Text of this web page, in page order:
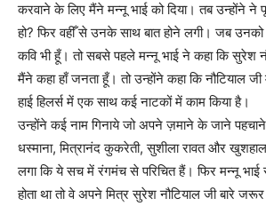
करवाने के लिए मैंने मन्नू भाई को दिया। तब उन्होंने ने
हो? फिर वहीँ से उनके साथ बात होने लगी। जब उनको
कवि भी हूँ। तो सबसे पहले मन्नू भाई ने कहा कि सुरेश
मैंने कहा हाँ जनता हूँ। तो उन्होंने कहा कि नौटियाल
हाई हिलर्स में एक साथ कई नाटकों में काम किया है।
उन्होंने कई नाम गिनाये जो अपने ज़माने के जाने
धस्माना, मित्रानंद कुकरेती, सुशीला रावत और
लगा कि ये सच में रंगमंच से परिचित हैं। फिर मन्नू
होता था तो वे अपने मित्र सुरेश नौटियाल जी बारे